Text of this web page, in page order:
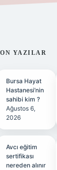
YAZILAR
Bursa Hayat
Hastanesi’nin
sahibi kim ?
Ağustos 6,
2026
Avcı eğitim
sertifikası
nereden alınır